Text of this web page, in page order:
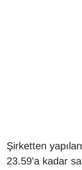
Şirketten
23.59'a kadar
HABERDE